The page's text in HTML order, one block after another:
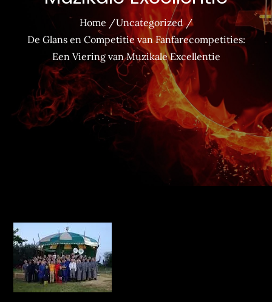
Home
Uncategorized
De Glans en Competitie van Fanfarecompetities:
Een Viering van Muzikale Excellentie